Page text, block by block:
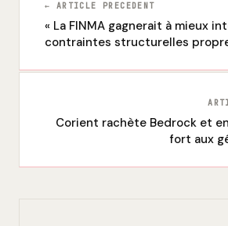
← ARTICLE PRECEDENT
« La FINMA gagnerait à mieux
contraintes structurelles
Corient rachète Bedrock et
fort aux